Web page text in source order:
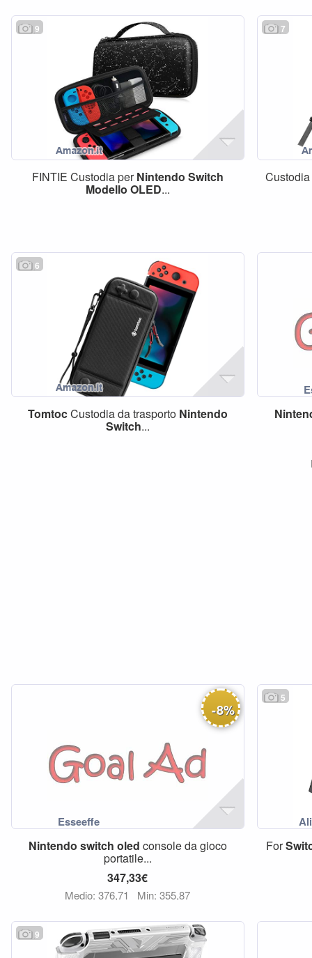
9
FINTIE Custodia perNintendo Switch
Modello OLED...
7
6
TomtocCustodia da trasporto Nintendo
Switch...
-8%
Nintendo switch oled console da gioco
portatile...
347,33€
Medio: 376,71 Min: 355,87
5
For
9